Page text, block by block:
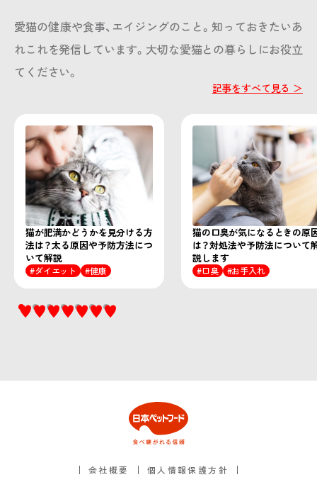
愛猫の健康や食事、エイジングのこと。知っておきたいあ
れこれを発信しています。 大切な愛猫との暮らしにお役立
てください。
記事をすべて見る ＞
猫が肥満かどうかを見分ける方
法は？太る原因や予防方法につ
いて解説
ダイエット 健康
猫の口臭が気になるときの原
は？対処法や予防法について
説します
口臭 お手入れ
会社概要 個人情報保護方針